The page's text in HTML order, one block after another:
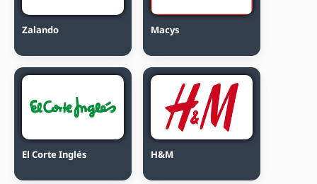
Zalando Macys
El Corte Inglés H&M